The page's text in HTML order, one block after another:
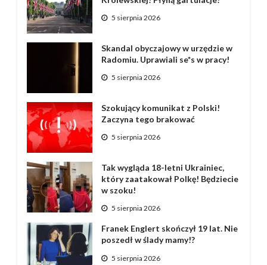
5 sierpnia 2026
Skandal obyczajowy w urzędzie w
Radomiu. Uprawiali se*s w pracy!
5 sierpnia 2026
Szokujący komunikat z Polski!
Zaczyna tego brakować
5 sierpnia 2026
Tak wygląda 18-letni Ukrainiec,
który zaatakował Polkę! Będziecie
w szoku!
5 sierpnia 2026
Franek Englert skończył 19 lat. Nie
poszedł w ślady mamy!?
5 sierpnia 2026